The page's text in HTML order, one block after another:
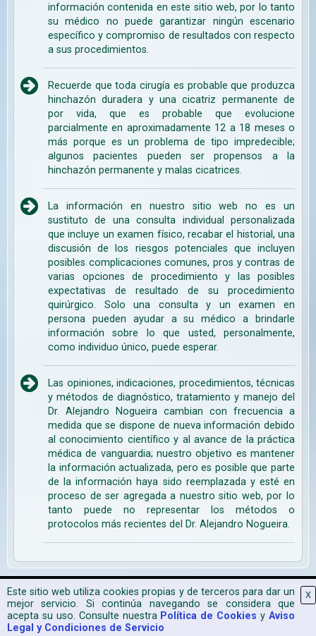
X
Este sitio web utiliza cookies propias y de terceros para dar un
mejor servicio. Si continúa navegando se considera que
acepta su uso. Consulte nuestra Política de Cookies yAviso
Legal y Condiciones de Servicio
información contenida en este sitio web, por lo tanto
su médico no puede garantizar ningún escenario
específico y compromiso de resultados con respecto
a sus procedimientos.
Recuerde que toda cirugía es probable que produzca
hinchazón duradera y una cicatriz permanente de
por vida, que es probable que evolucione
parcialmente en aproximadamente 12 a 18 meses o
más porque es un problema de tipo impredecible;
algunos pacientes pueden ser propensos a la
hinchazón permanente y malas cicatrices.
La información en nuestro sitio web no es un
sustituto de una consulta individual personalizada
que incluye un examen físico, recabar el historial, una
discusión de los riesgos potenciales que incluyen
posibles complicaciones comunes, pros y contras de
varias opciones de procedimiento y las posibles
expectativas de resultado de su procedimiento
quirúrgico. Solo una consulta y un examen en
persona pueden ayudar a su médico a brindarle
información sobre lo que usted, personalmente,
como individuo único, puede esperar.
Las opiniones, indicaciones, procedimientos, técnicas
y métodos de diagnóstico, tratamiento y manejo del
Dr. Alejandro Nogueira cambian con frecuencia a
medida que se dispone de nueva información debido
al conocimiento científico y al avance de la práctica
médica de vanguardia; nuestro objetivo es mantener
la información actualizada, pero es posible que parte
de la información haya sido reemplazada y esté en
proceso de ser agregada a nuestro sitio web, por lo
tanto puede no representar los métodos o
protocolos más recientes del Dr. Alejandro Nogueira.
Mapa Web | Aviso Legal| Política de Cookies| 2026 CPyESAP